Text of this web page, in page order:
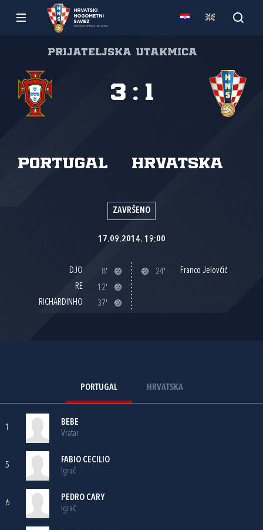
Prijateljska utakmica
Portugal Hrvatska
3 : 1
ZAVRŠENO
17.09.2014. 19:00
DJO
8'
RE
12'
RICHARDINHO
37'
24' Franco Jelovčić
PORTUGAL HRVATSKA
1
BEBE
Vratar
5
FABIO CECILIO
Igrač
6
PEDRO CARY
Igrač